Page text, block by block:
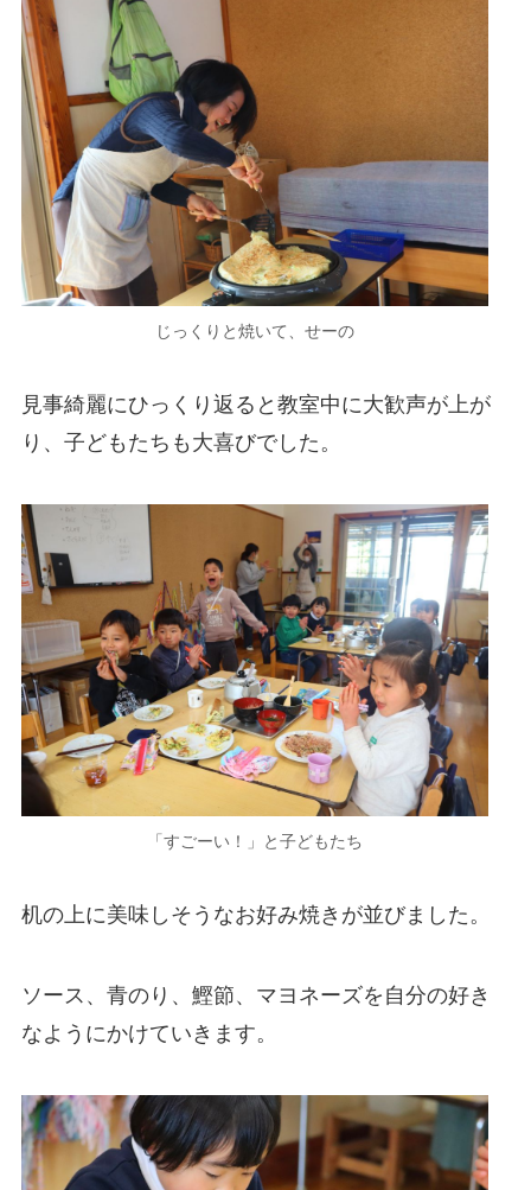
じっくりと焼いて、せーの
見事綺麗にひっくり返ると教室中に大歓声が上が
り、子どもたちも大喜びでした。
「すごーい！」と子どもたち
机の上に美味しそうなお好み焼きが並びました。
ソース、青のり、鰹節、マヨネーズを自分の好き
なようにかけていきます。